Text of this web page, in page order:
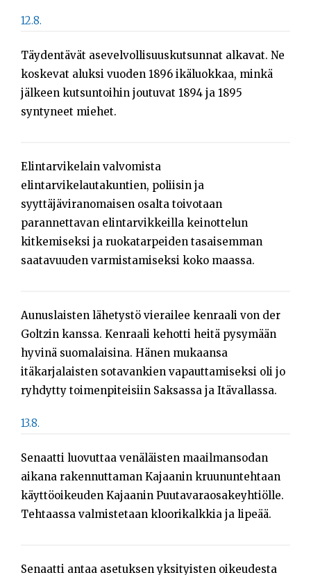
12.8.
Täydentävät asevelvollisuuskutsunnat alkavat. Ne
koskevat aluksi vuoden 1896 ikäluokkaa, minkä
jälkeen kutsuntoihin joutuvat 1894 ja 1895
syntyneet miehet.
Elintarvikelain valvomista
elintarvikelautakuntien, poliisin ja
syyttäjäviranomaisen osalta toivotaan
parannettavan elintarvikkeilla keinottelun
kitkemiseksi ja ruokatarpeiden tasaisemman
saatavuuden varmistamiseksi koko maassa.
Aunuslaisten lähetystö vierailee kenraali von der
Goltzin kanssa. Kenraali kehotti heitä pysymään
hyvinä suomalaisina. Hänen mukaansa
itäkarjalaisten sotavankien vapauttamiseksi oli jo
ryhdytty toimenpiteisiin Saksassa ja Itävallassa.
13.8.
Senaatti luovuttaa venäläisten maailmansodan
aikana rakennuttaman Kajaanin kruununtehtaan
käyttöoikeuden Kajaanin Puutavaraosakeyhtiölle.
Tehtaassa valmistetaan kloorikalkkia ja lipeää.
Senaatti antaa asetuksen yksityisten oikeudesta